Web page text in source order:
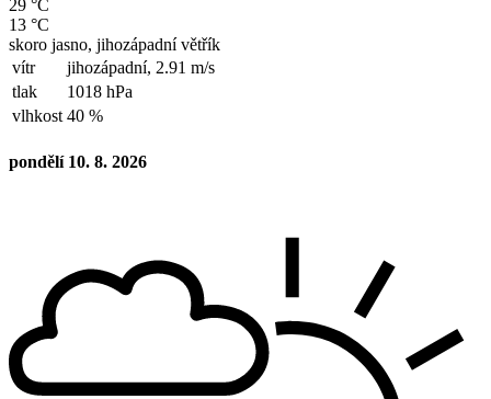
29 °C
13 °C
skoro jasno, jihozápadní větřík
vítr
jihozápadní, 2.91 m/s
tlak
1018 hPa
vlhkost 40 %
pondělí 10. 8. 2026